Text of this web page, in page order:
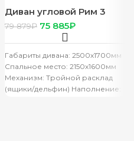
Диван угловой Рим 3
НПБ ящик (вива15)
79 879₽ 75 885₽
Габариты дивана: 2500х1700мм
Спальное место: 2150х1600мм
Механизм: Тройной расклад
(ящики/дельфин) Наполнение: